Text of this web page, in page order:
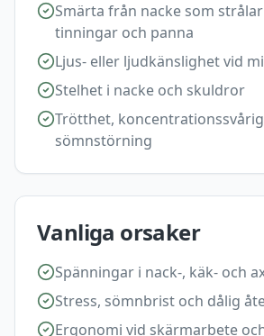
Smärta från nacke som
tinningar och panna
Ljus- eller ljudkänslighet vid
Stelhet i nacke och skuldror
Trötthet,
sömnstörning
Vanliga orsaker
Spänningar i nack-, käk- och
Stress, sömnbrist och dålig
Ergonomi vid skärmarbete